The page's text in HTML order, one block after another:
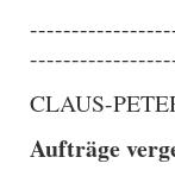
CLAUS-
Aufträge